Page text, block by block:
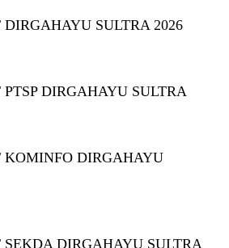
SULTRA 2026
DIRGAHAYU SULTRA
KOMINFO DIRGAHAYU
DIRGAHAYU SULTRA